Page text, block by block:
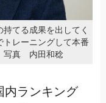
持てる成果を出してく
レーニングして本番
写真 内田和稔
内ランキング